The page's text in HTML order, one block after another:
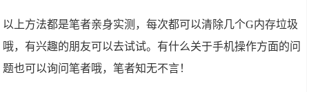
以上方法都是笔者亲身实测，每次都可以清除几个G内存垃圾
哦，有兴趣的朋友可以去试试。有什么关于手机操作方面的问
题也可以询问笔者哦，笔者知无不言！